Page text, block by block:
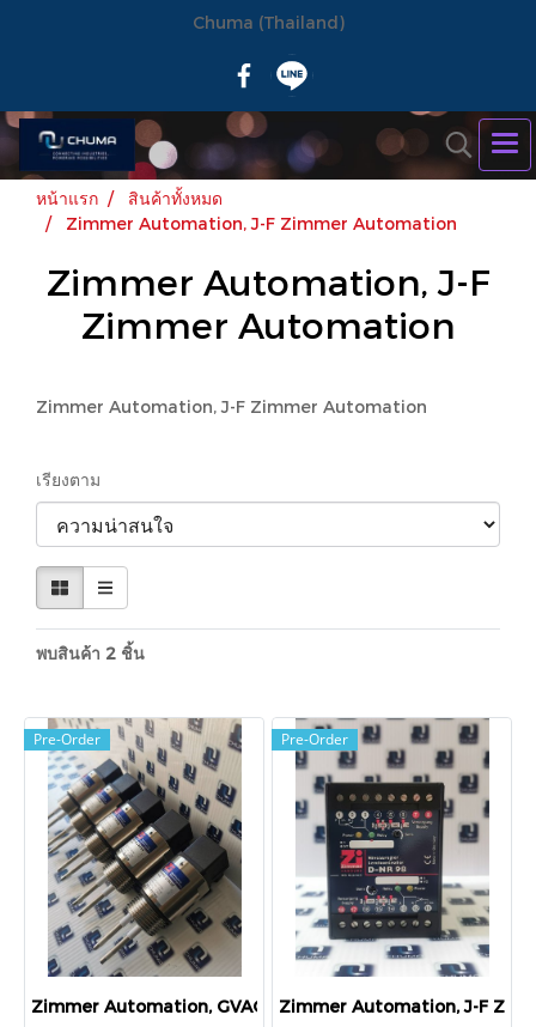
Chuma (Thailand)
หน้าแรก
สินค้าทั้งหมด
Zimmer Automation, J-F Zimmer Automation
Zimmer Automation, J-F
Zimmer Automation
Zimmer Automation, J-F Zimmer Automation
เรียงตาม
พบสินค้า 2 ชิ้น
Pre-Order
Zimmer Automation, GVAG-2VK3R
Pre-Order
Zimmer Automation, J-F